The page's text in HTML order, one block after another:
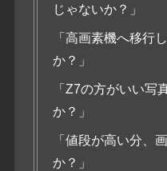
じゃないか？」
「高画素機へ移行
か？」
「Z7の方がいい写
か？」
「値段が高い分、
か？」